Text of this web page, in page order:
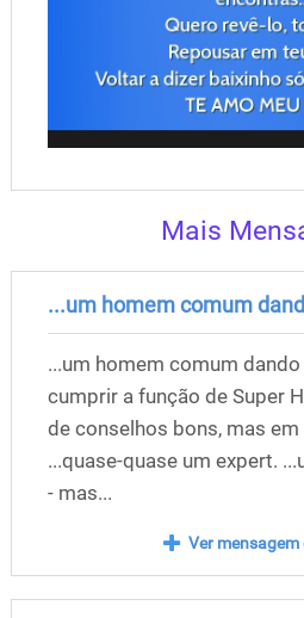
Mais
...um homem comum
...um homem comum
cumprir a função de Super
de conselhos bons, mas
...quase-quase um expert.
- mas...
Ver